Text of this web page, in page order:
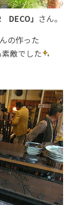
DECO」 さん。
の作った
敵でした